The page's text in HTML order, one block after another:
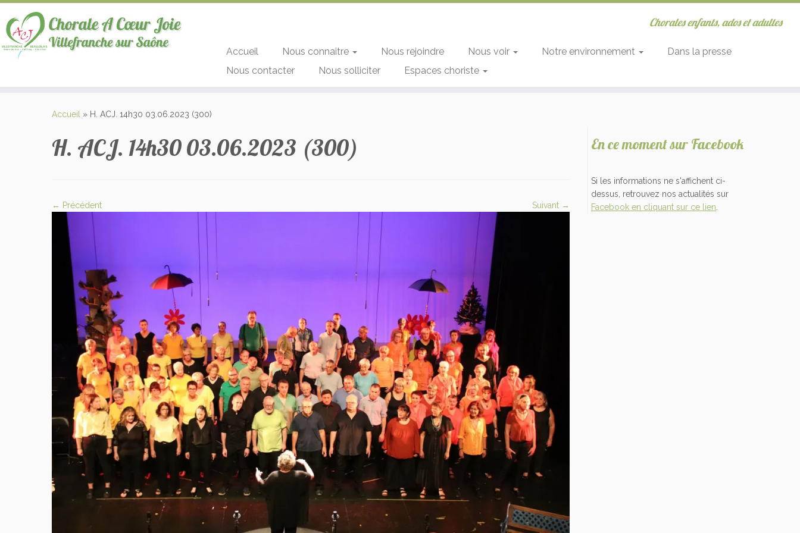
Chorales enfants, ados et adultes
Accueil Nous connaitre Nous rejoindre Nous voir Notre environnement
Dans la presse
Nous contacter
Nous solliciter Espaces choriste
Accueil » H. ACJ. 14h30 03.06.2023 (300)
H. ACJ. 14h30 03.06.2023 (300)
← Précédent Suivant →
En ce moment sur Facebook
Si les informations ne s'affichent ci-
dessus, retrouvez nos actualités sur
Facebook en cliquant sur ce lien